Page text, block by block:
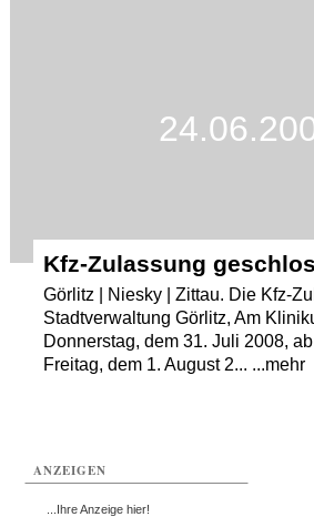
Kfz-Zulassung
Görlitz | Niesky | Zittau. Die Kfz-
Stadtverwaltung Görlitz, Am
Donnerstag, dem 31. Juli 2008,
Freitag, dem 1. August 2... ...mehr
ANZEIGEN
...Ihre Anzeige hier!